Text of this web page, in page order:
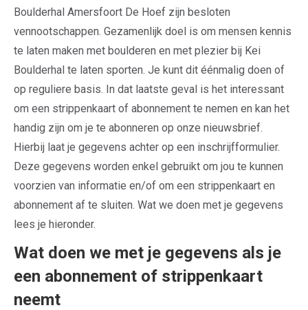
Boulderhal Amersfoort De Hoef zijn besloten
vennootschappen. Gezamenlijk doel is om mensen kennis
te laten maken met boulderen en met plezier bij Kei
Boulderhal te laten sporten. Je kunt dit éénmalig doen of
op reguliere basis. In dat laatste geval is het interessant
om een strippenkaart of abonnement te nemen en kan het
handig zijn om je te abonneren op onze nieuwsbrief.
Hierbij laat je gegevens achter op een inschrijfformulier.
Deze gegevens worden enkel gebruikt om jou te kunnen
voorzien van informatie en/of om een strippenkaart en
abonnement af te sluiten. Wat we doen met je gegevens
lees je hieronder.
Wat doen we met je gegevens als je
een abonnement of strippenkaart
neemt